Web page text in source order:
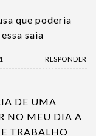
que poderia
saia
RESPONDER
DE UMA
NO MEU DIA A
TRABALHO